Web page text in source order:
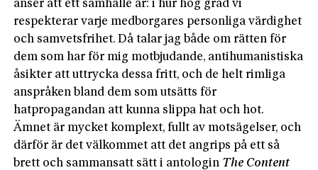
anser att ett samhälle är: i hur hög grad vi
respekterar varje medborgares personliga värdighet
och samvetsfrihet. Då talar jag både om rätten för
dem som har för mig motbjudande, antihumanistiska
åsikter att uttrycka dessa fritt, och de helt rimliga
anspråken bland dem som utsätts för
hatpropagandan att kunna slippa hat och hot.
Ämnet är mycket komplext, fullt av motsägelser, och
därför är det välkommet att det angrips på ett så
brett och sammansatt sätt i antologin The Content